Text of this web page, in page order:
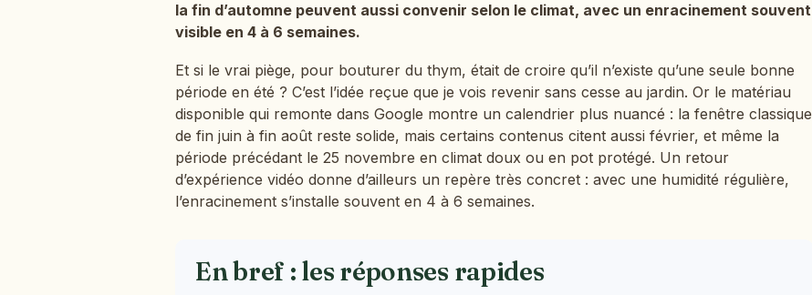
la fin d’automne peuvent aussi convenir selon le climat, avec un enracinement souvent
visible en 4 à 6 semaines.
Et si le vrai piège, pour bouturer du thym, était de croire qu’il n’existe qu’une seule bonne
période en été ? C’est l’idée reçue que je vois revenir sans cesse au jardin. Or le matériau
disponible qui remonte dans Google montre un calendrier plus nuancé : la fenêtre classique
de fin juin à fin août reste solide, mais certains contenus citent aussi février, et même la
période précédant le 25 novembre en climat doux ou en pot protégé. Un retour
d’expérience vidéo donne d’ailleurs un repère très concret : avec une humidité régulière,
l’enracinement s’installe souvent en 4 à 6 semaines.
En bref : les réponses rapides